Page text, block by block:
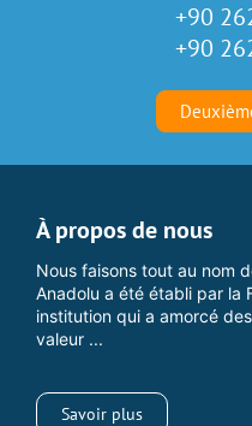
+90
+90
À propos de nous
Nous faisons tout au nom
Anadolu a été établi par la
institution qui a amorcé
valeur ...
Savoir plus